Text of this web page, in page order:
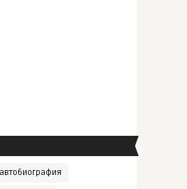
автобиография